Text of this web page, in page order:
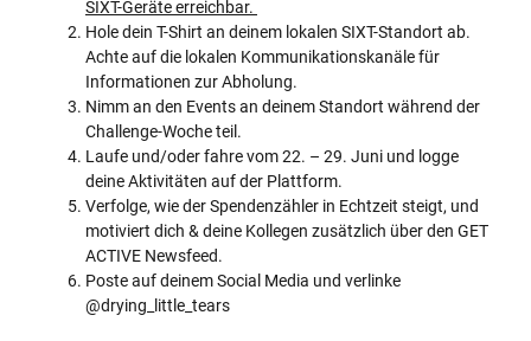
SIXT-Geräte erreichbar.
Hole dein T-Shirt an deinem lokalen SIXT-Standort ab.
Achte auf die lokalen Kommunikationskanäle für
Informationen zur Abholung.
Nimm an den Events an deinem Standort während der
Challenge-Woche teil.
Laufe und/oder fahre vom 22. – 29. Juni und logge
deine Aktivitäten auf der Plattform.
Verfolge, wie der Spendenzähler in Echtzeit steigt, und
motiviert dich & deine Kollegen zusätzlich über den GET
ACTIVE Newsfeed.
Poste auf deinem Social Media und verlinke
@drying_little_tears